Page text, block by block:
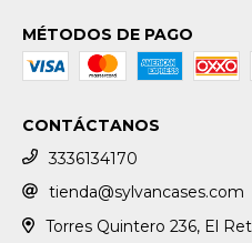
MÉTODOS DE PAGO
CONTÁCTANOS
3336134170
tienda@sylvancases.com
Torres Quintero 236, El